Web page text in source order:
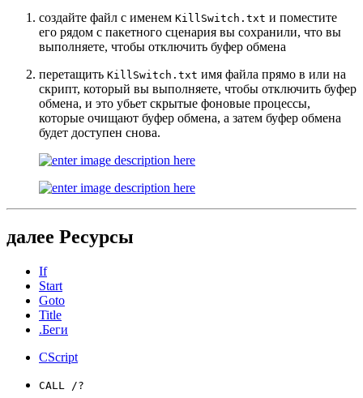
создайте файл с именем KillSwitch.txt и поместите
его рядом с пакетного сценария вы сохранили, что вы
выполняете, чтобы отключить буфер обмена
перетащить KillSwitch.txt имя файла прямо в или на
скрипт, который вы выполняете, чтобы отключить буфер
обмена, и это убьет скрытые фоновые процессы,
которые очищают буфер обмена, а затем буфер обмена
будет доступен снова.
далее Ресурсы
If
Start
Goto
Title
.Беги
CScript
CALL /?